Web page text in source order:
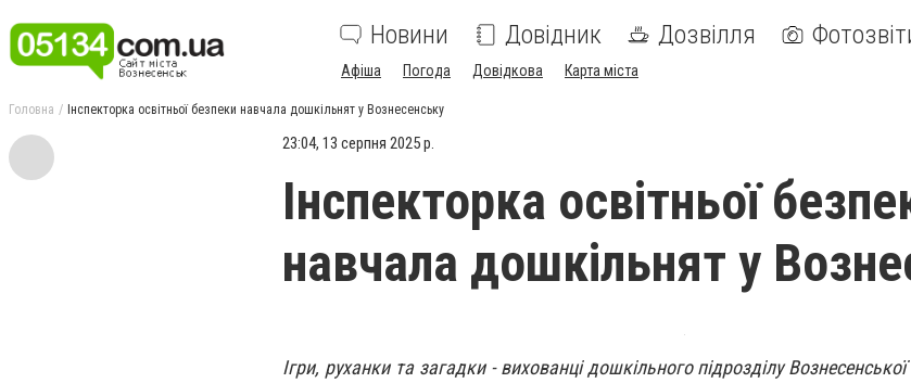
Новини Довідник Дозвілля
Афіша Погода Довідкова Карта міста
Головна Інспекторка освітньої безпеки навчала дошкільнят у Вознесенську
23:04, 13 серпня 2025 р.
Інспекторка освітньої
навчала дошкільнят у
Ігри, руханки та загадки - вихованці дошкільного підрозділу